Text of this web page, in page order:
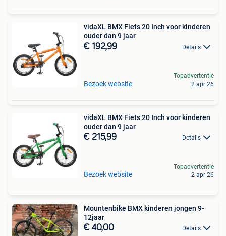
vidaXL BMX Fiets 20 Inch voor kinderen
ouder dan 9 jaar
€ 192,99 Details
Bezoek website
Topadvertentie
2 apr 26
vidaXL BMX Fiets 20 Inch voor kinderen
ouder dan 9 jaar
€ 215,99 Details
Bezoek website
Topadvertentie
2 apr 26
Mountenbike BMX kinderen jongen 9-
12jaar
€ 40,00 Details